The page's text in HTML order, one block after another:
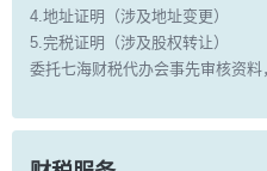
4.地址证明（涉及地址变更）
5.完税证明（涉及股权转让）
委托七海财税代办会事先审核资